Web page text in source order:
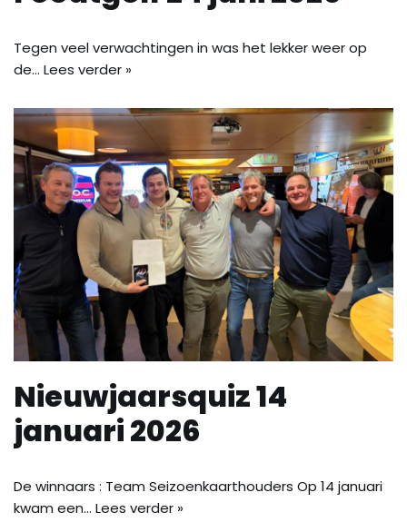
Tegen veel verwachtingen in was het lekker weer op
de… Lees verder »
Nieuwjaarsquiz 14
januari 2026
De winnaars : Team Seizoenkaarthouders Op 14 januari
kwam een… Lees verder »